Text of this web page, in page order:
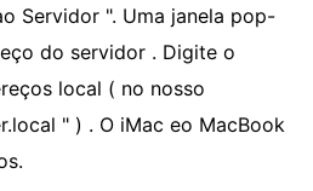
Servidor ". Uma janela pop-
do servidor . Digite o
local ( no nosso
" ) . O iMac eo MacBook